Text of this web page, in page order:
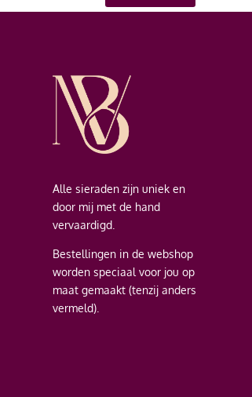
Alle sieraden zijn uniek en
door mij met de hand
vervaardigd.
Bestellingen in de webshop
worden speciaal voor jou op
maat gemaakt (tenzij anders
vermeld).